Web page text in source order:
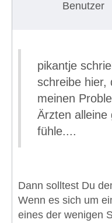
Benutzer
pikantje
schreibe hier,
meinen
Ärzten alleine
fühle....
Dann solltest Du
Wenn es sich um
eines der wenigen